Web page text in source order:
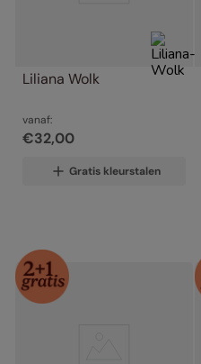
Liliana Wolk
vanaf:
€32,00
Gratis kleurstalen